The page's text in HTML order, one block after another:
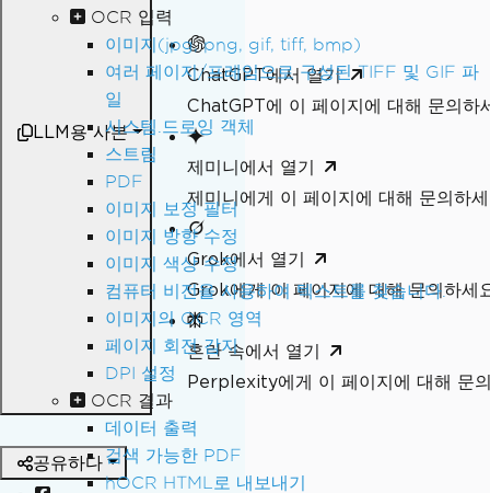
OCR 입력
이미지(jpg, png, gif, tiff, bmp)
여러 페이지/프레임으로 구성된 TIFF 및 GIF 파
일
시스템.드로잉 객체
스트림
PDF
이미지 보정 필터
이미지 방향 수정
이미지 색상 수정
컴퓨터 비전을 사용하여 텍스트를 찾습니다.
이미지의 OCR 영역
페이지 회전 감지
DPI 설정
OCR 결과
데이터 출력
검색 가능한 PDF
hOCR HTML로 내보내기
LLM용 사본
ChatGPT에서 열기
ChatGPT에 이 페이지에 대해 문의하
제미니에서 열기
제미니에게 이 페이지에 대해 문의하
Grok에서 열기
Grok에게 이 페이지에 대해 문의하세
혼란 속에서 열기
Perplexity에게 이 페이지에 대해 문
공유하다